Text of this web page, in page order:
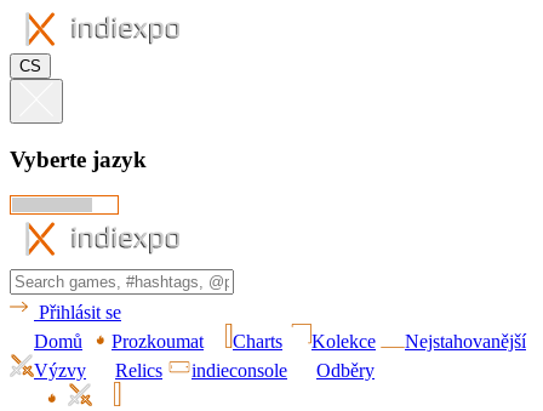
CS
Vyberte jazyk
Přihlásit se
Domů
Prozkoumat Charts Kolekce
Nejstahovanější
Výzvy
Relics indieconsole Odběry